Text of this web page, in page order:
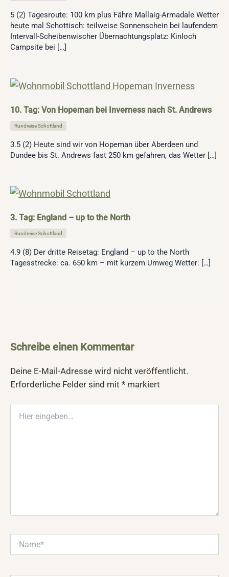
5 (2) Tagesroute: 100 km plus Fähre Mallaig-Armadale Wetter
heute mal Schottisch: teilweise Sonnenschein bei laufendem
Intervall-Scheibenwischer Übernachtungsplatz: Kinloch
Campsite bei […]
10. Tag: Von Hopeman bei Inverness nach St. Andrews
Rundreise Schottland
3.5 (2) Heute sind wir von Hopeman über Aberdeen und
Dundee bis St. Andrews fast 250 km gefahren, das Wetter […]
3. Tag: England – up to the North
Rundreise Schottland
4.9 (8) Der dritte Reisetag: England – up to the North
Tagesstrecke: ca. 650 km – mit kurzem Umweg Wetter: […]
Schreibe einen Kommentar
Deine E-Mail-Adresse wird nicht veröffentlicht.
Erforderliche Felder sind mit * markiert
eingeben…